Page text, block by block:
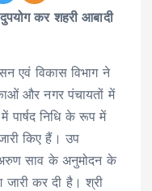
कर शहरी आबादी
एवं विकास विभाग ने
और नगर पंचायतों में
पार्षद निधि के रूप में
किए हैं। उप
अरुण साव के अनुमोदन के
जारी कर दी है। श्री